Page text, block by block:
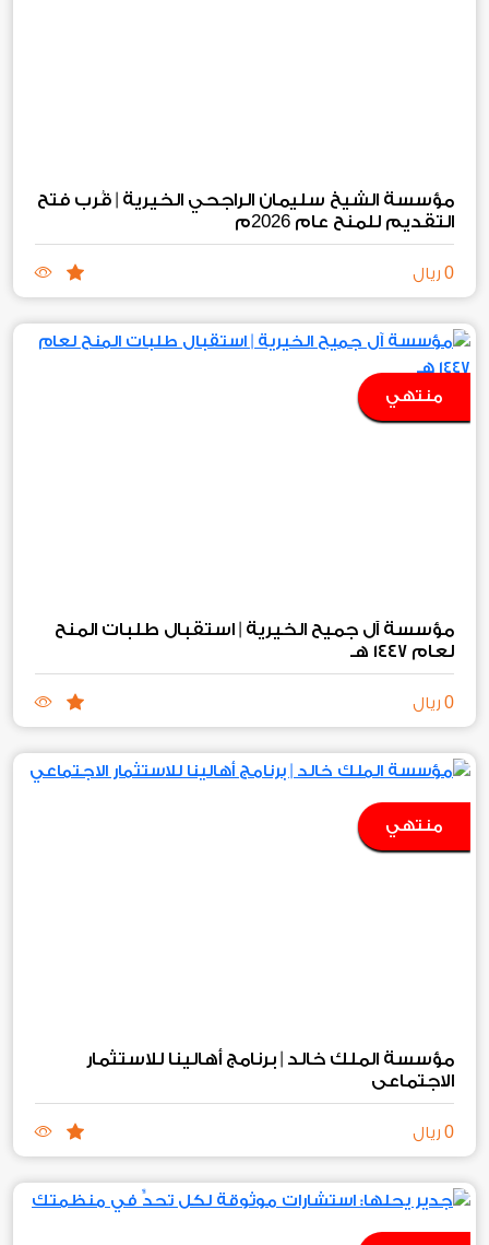
مؤسسة الشيخ سليمان الراجحي الخيرية | قُرب فتح
التقديم للمنح عام 2026م
0 ريال
منتهي
مؤسسة آل جميح الخيرية | استقبال طلبات المنح
لعام ١٤٤٧ هـ
0 ريال
منتهي
مؤسسة الملك خالد | برنامج أهالينا للاستثمار
الاجتماعي
0 ريال